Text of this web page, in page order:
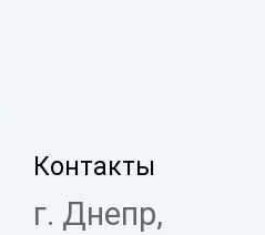
Контакты
г. Днепр,